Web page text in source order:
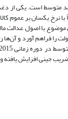
متوسط است. یکی از
با نرخ یکسان بر
با اصول عدالت
فراهم آورد و آن‌ها
جینی افزایش یافته